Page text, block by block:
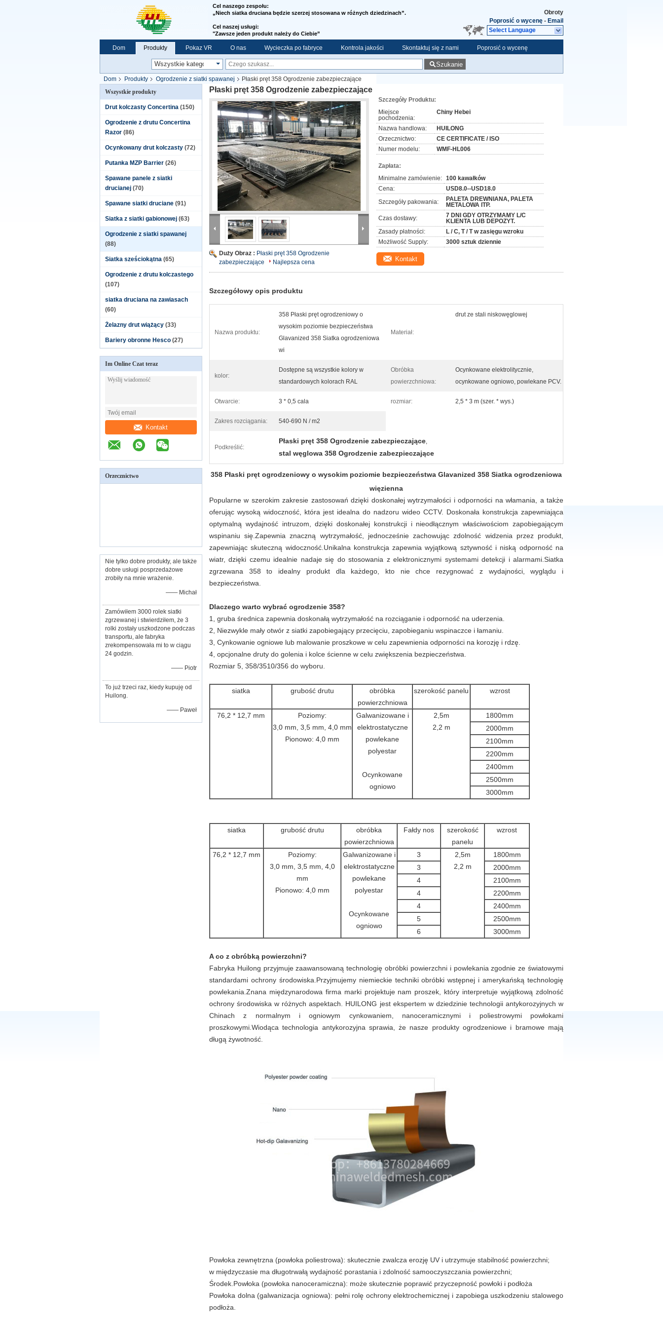
Cel naszego zespołu:
„Niech siatka druciana będzie szerzej stosowana w różnych dziedzinach”.
Cel naszej usługi:
"Zawsze jeden produkt należy do Ciebie”
Obroty
Poprosić o wycenę - Email
Select Language
Dom Produkty Pokaz VR O nas Wycieczka po fabryce Kontrola jakości Skontaktuj się z nami Poprosić o wycenę
Szukanie
Dom Produkty Ogrodzenie z siatki spawanej
Płaski pręt 358 Ogrodzenie zabezpieczające
Wszystkie produkty
Drut kolczasty Concertina (150)
Ogrodzenie z drutu Concertina
Razor (86)
Ocynkowany drut kolczasty (72)
Putanka MZP Barrier (26)
Spawane panele z siatki
drucianej (70)
Spawane siatki druciane (91)
Siatka z siatki gabionowej (63)
Ogrodzenie z siatki spawanej
(88)
Siatka sześciokątna (65)
Ogrodzenie z drutu kolczastego
(107)
siatka druciana na zawiasach
(60)
Żelazny drut wiążący (33)
Bariery obronne Hesco (27)
Im Online Czat teraz
Kontakt
Orzecznictwo
Nie tylko dobre produkty, ale także
dobre usługi posprzedażowe
zrobiły na mnie wrażenie.
—— Michał
Zamówiłem 3000 rolek siatki
zgrzewanej i stwierdziłem, że 3
rolki zostały uszkodzone podczas
transportu, ale fabryka
zrekompensowała mi to w ciągu
24 godzin.
—— Piotr
To już trzeci raz, kiedy kupuję od
Huilong.
—— Paweł
Płaski pręt 358 Ogrodzenie zabezpieczające
Duży Obraz : Płaski pręt 358 Ogrodzenie
zabezpieczające
Najlepsza cena
Szczegóły Produktu:
Miejsce
pochodzenia:
Chiny Hebei
Nazwa handlowa:
HUILONG
Orzecznictwo:
CE CERTIFICATE / ISO
Numer modelu:
WMF-HL006
Zapłata:
Minimalne zamówienie: 100 kawałków
Cena:
USD8.0--USD18.0
Szczegóły pakowania:
PALETA DREWNIANA, PALETA
METALOWA ITP.
Czas dostawy:
7 DNI GDY OTRZYMAMY L/C
KLIENTA LUB DEPOZYT.
Zasady płatności:
L / C, T / T w zasięgu wzroku
Możliwość Supply:
3000 sztuk dziennie
Kontakt
Szczegółowy opis produktu
Nazwa produktu:
358 Płaski pręt ogrodzeniowy o
wysokim poziomie bezpieczeństwa
Glavanized 358 Siatka ogrodzeniowa
wi
Materiał:
drut ze stali niskowęglowej
kolor:
Dostępne są wszystkie kolory w
standardowych kolorach RAL
Obróbka
powierzchniowa:
Ocynkowane elektrolitycznie,
ocynkowane ogniowo, powlekane PCV.
Otwarcie: 3 * 0,5 cala rozmiar: 2,5 * 3 m (szer. * wys.)
Zakres rozciągania: 540-690 N / m2
Podkreślić:
Płaski pręt 358 Ogrodzenie zabezpieczające,
stal węglowa 358 Ogrodzenie zabezpieczające
358 Płaski pręt ogrodzeniowy o wysokim poziomie bezpieczeństwa Glavanized 358 Siatka ogrodzeniowa
więzienna
Popularne w szerokim zakresie zastosowań dzięki doskonałej wytrzymałości i odporności na włamania, a także
oferując wysoką widoczność, która jest idealna do nadzoru wideo CCTV. Doskonała konstrukcja zapewniająca
optymalną wydajność intruzom, dzięki doskonałej konstrukcji i nieodłącznym właściwościom zapobiegającym
wspinaniu się.Zapewnia znaczną wytrzymałość, jednocześnie zachowując zdolność widzenia przez produkt,
zapewniając skuteczną widoczność.Unikalna konstrukcja zapewnia wyjątkową sztywność i niską odporność na
wiatr, dzięki czemu idealnie nadaje się do stosowania z elektronicznymi systemami detekcji i alarmami.Siatka
zgrzewana 358 to idealny produkt dla każdego, kto nie chce rezygnować z wydajności, wyglądu i
bezpieczeństwa.
Dlaczego warto wybrać ogrodzenie 358?
1, gruba średnica zapewnia doskonałą wytrzymałość na rozciąganie i odporność na uderzenia.
2, Niezwykle mały otwór z siatki zapobiegający przecięciu, zapobieganiu wspinaczce i łamaniu.
3, Cynkowanie ogniowe lub malowanie proszkowe w celu zapewnienia odporności na korozję i rdzę.
4, opcjonalne druty do golenia i kolce ścienne w celu zwiększenia bezpieczeństwa.
Rozmiar 5, 358/3510/356 do wyboru.
siatka grubość drutu
obróbka
powierzchniowa
szerokość panelu wzrost
76,2 * 12,7 mm
Poziomy:
3,0 mm, 3,5 mm, 4,0 mm
Pionowo: 4,0 mm
Galwanizowane i
elektrostatyczne
powlekane
polyestar
Ocynkowane
ogniowo
2,5m
2,2 m
1800mm
2000mm
2100mm
2200mm
2400mm
2500mm
3000mm
siatka grubość drutu
obróbka
powierzchniowa
Fałdy nos
szerokość
panelu
wzrost
76,2 * 12,7 mm
Poziomy:
3,0 mm, 3,5 mm, 4,0
mm
Pionowo: 4,0 mm
Galwanizowane i
elektrostatyczne
powlekane
polyestar
Ocynkowane
ogniowo
3
2,5m
2,2 m
1800mm
3
2000mm
4
2100mm
4
2200mm
4
2400mm
5
2500mm
6
3000mm
A co z obróbką powierzchni?
Fabryka Huilong przyjmuje zaawansowaną technologię obróbki powierzchni i powlekania zgodnie ze światowymi
standardami ochrony środowiska.Przyjmujemy niemieckie techniki obróbki wstępnej i amerykańską technologię
powlekania.Znana międzynarodowa firma marki projektuje nam proszek, który interpretuje wyjątkową zdolność
ochrony środowiska w różnych aspektach. HUILONG jest ekspertem w dziedzinie technologii antykorozyjnych w
Chinach z normalnym i ogniowym cynkowaniem, nanoceramicznymi i poliestrowymi powłokami
proszkowymi.Wiodąca technologia antykorozyjna sprawia, że ​​nasze produkty ogrodzeniowe i bramowe mają
długą żywotność.
Powłoka zewnętrzna (powłoka poliestrowa): skutecznie zwalcza erozję UV i utrzymuje stabilność powierzchni;
w międzyczasie ma długotrwałą wydajność porastania i zdolność samooczyszczania powierzchni;
Środek.Powłoka (powłoka nanoceramiczna): może skutecznie poprawić przyczepność powłoki i podłoża
Powłoka dolna (galwanizacja ogniowa): pełni rolę ochrony elektrochemicznej i zapobiega uszkodzeniu stalowego
podłoża.